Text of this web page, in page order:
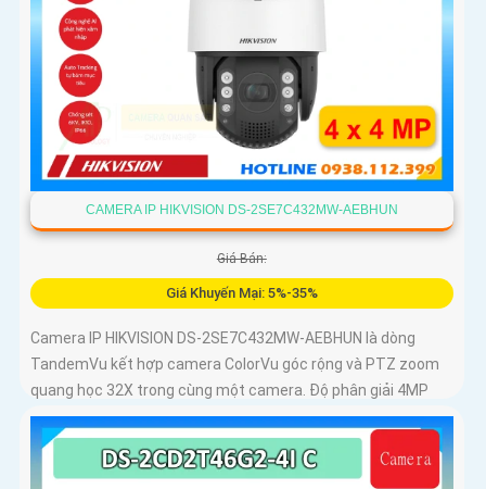
CAMERA IP HIKVISION DS-2SE7C432MW-AEBHUN
Giá Bán:
Giá Khuyến Mại: 5%-35%
Camera IP HIKVISION DS-2SE7C432MW-AEBHUN là dòng
TandemVu kết hợp camera ColorVu góc rộng và PTZ zoom
quang học 32X trong cùng một camera. Độ phân giải 4MP
hồng ngoại 200m chuẩn nén H